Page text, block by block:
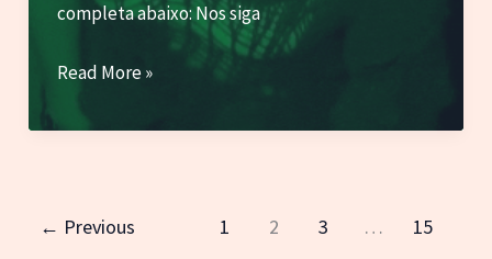
completa abaixo: Nos siga
Tove
Maya
com
Read More »
← Previous 1 2 3 …
15